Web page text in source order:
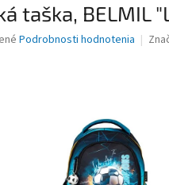
taška, BELMIL
Podrobnosti hodnotenia